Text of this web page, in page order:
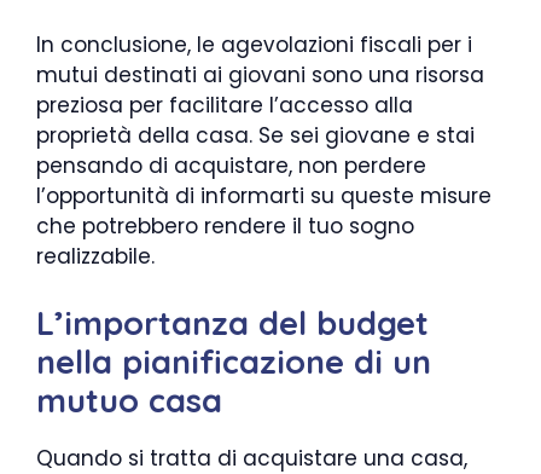
In conclusione, le agevolazioni fiscali per i
mutui destinati ai giovani sono una risorsa
preziosa per facilitare l’accesso alla
proprietà della casa. Se sei giovane e stai
pensando di acquistare, non perdere
l’opportunità di informarti su queste misure
che potrebbero rendere il tuo sogno
realizzabile.
L’importanza del budget
nella pianificazione di un
mutuo casa
Quando si tratta di acquistare una casa,